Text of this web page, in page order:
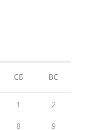
СБ ВС
1 2
8 9